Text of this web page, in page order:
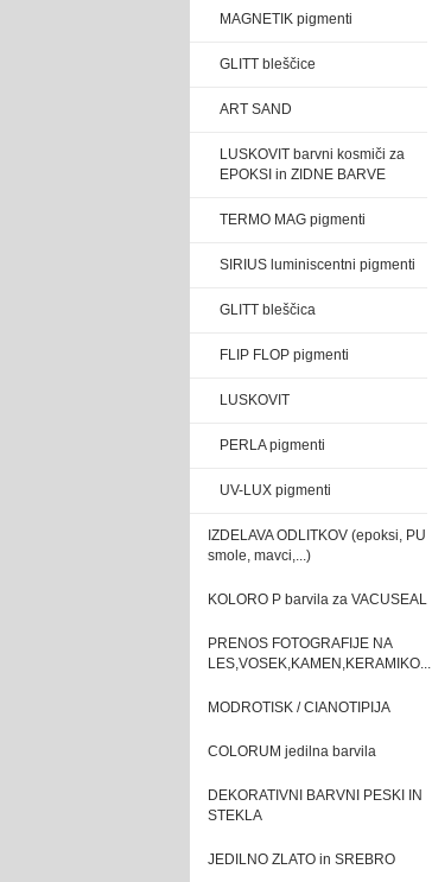
MAGNETIK pigmenti
GLITT bleščice
ART SAND
LUSKOVIT barvni kosmiči za
EPOKSI in ZIDNE BARVE
TERMO MAG pigmenti
SIRIUS luminiscentni pigmenti
GLITT bleščica
FLIP FLOP pigmenti
LUSKOVIT
PERLA pigmenti
UV-LUX pigmenti
IZDELAVA ODLITKOV (epoksi, PU
smole, mavci,...)
KOLORO P barvila za VACUSEAL
PRENOS FOTOGRAFIJE NA
LES,VOSEK,KAMEN,KERAMIKO...
MODROTISK / CIANOTIPIJA
COLORUM jedilna barvila
DEKORATIVNI BARVNI PESKI IN
STEKLA
JEDILNO ZLATO in SREBRO